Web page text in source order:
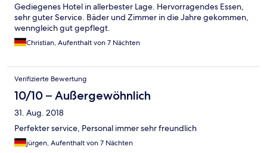
Gediegenes Hotel in allerbester Lage. Hervorragendes Essen,
sehr guter Service. Bäder und Zimmer in die Jahre gekommen,
wenngleich gut gepflegt.
Christian, Aufenthalt von 7 Nächten
Verifizierte Bewertung
10/10 – Außergewöhnlich
31. Aug. 2018
Perfekter service, Personal immer sehr freundlich
jürgen, Aufenthalt von 7 Nächten